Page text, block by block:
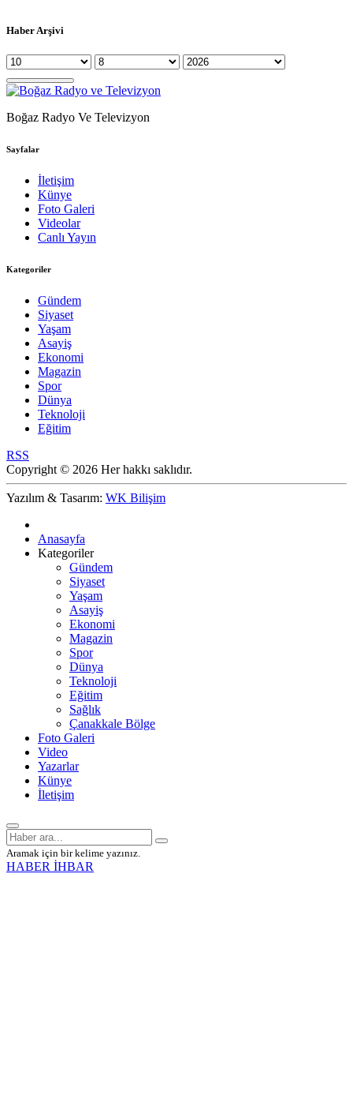
Haber Arşivi
Boğaz Radyo Ve Televizyon
Sayfalar
İletişim
Künye
Foto Galeri
Videolar
Canlı Yayın
Kategoriler
Gündem
Siyaset
Yaşam
Asayiş
Ekonomi
Magazin
Spor
Dünya
Teknoloji
Eğitim
RSS
Copyright © 2026 Her hakkı saklıdır.
Yazılım & Tasarım: WK Bilişim
Anasayfa
Kategoriler
Gündem
Siyaset
Yaşam
Asayiş
Ekonomi
Magazin
Spor
Dünya
Teknoloji
Eğitim
Sağlık
Çanakkale Bölge
Foto Galeri
Video
Yazarlar
Künye
İletişim
Aramak için bir kelime yazınız.
HABER İHBAR